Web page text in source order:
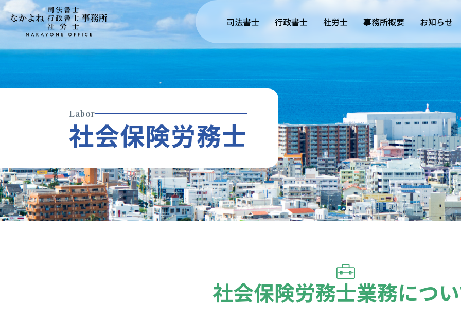
司法書士 行政書士 社労士 事務所概要 お知らせ
Labor
社会保険労務士
社会保険労務士業務につ